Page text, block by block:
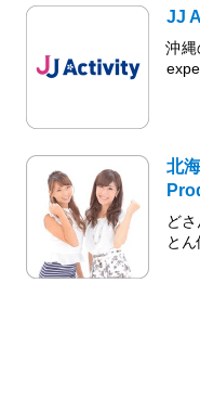
JJ
沖縄
北
ど
と